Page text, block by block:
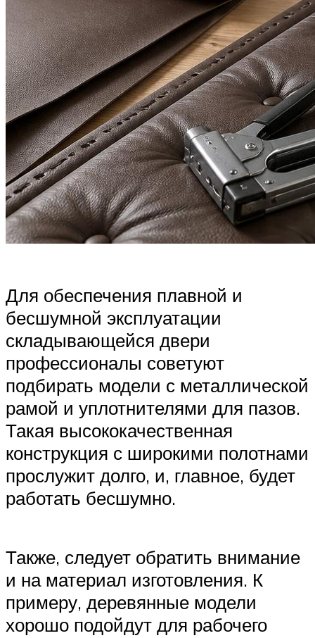
Для обеспечения плавной и
бесшумной эксплуатации
складывающейся двери
профессионалы советуют
подбирать модели с металлической
рамой и уплотнителями для пазов.
Такая высококачественная
конструкция с широкими полотнами
прослужит долго, и, главное, будет
работать бесшумно.
Также, следует обратить внимание
и на материал изготовления. К
примеру, деревянные модели
хорошо подойдут для рабочего